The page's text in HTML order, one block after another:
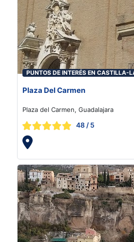
PUNTOS DE INTERÉS EN CASTILLA-
Plaza Del Carmen
Plaza del Carmen, Guadalajara
48 / 5